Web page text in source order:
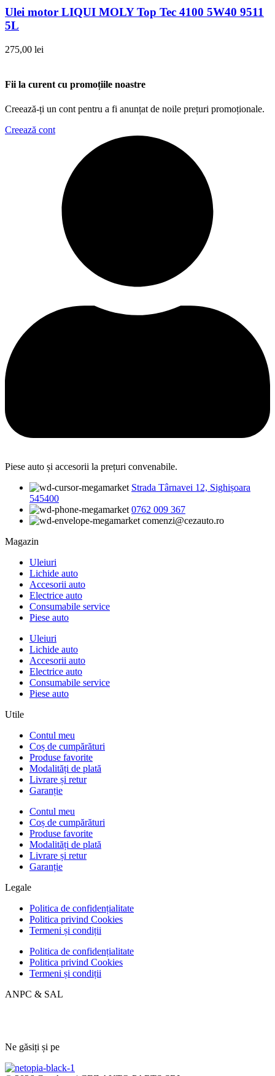
Ulei motor LIQUI MOLY Top Tec 4100 5W40 9511
5L
275,00 lei
Fii la curent cu promoțiile noastre
Creează-ți un cont pentru a fi anunțat de noile prețuri promoționale.
Creează cont
Piese auto și accesorii la prețuri convenabile.
Strada Târnavei 12, Sighișoara
545400
0762 009 367
comenzi@cezauto.ro
Magazin
Uleiuri
Lichide auto
Accesorii auto
Electrice auto
Consumabile service
Piese auto
Uleiuri
Lichide auto
Accesorii auto
Electrice auto
Consumabile service
Piese auto
Utile
Contul meu
Coș de cumpărături
Produse favorite
Modalități de plată
Livrare și retur
Garanție
Contul meu
Coș de cumpărături
Produse favorite
Modalități de plată
Livrare și retur
Garanție
Legale
Politica de confidențialitate
Politica privind Cookies
Termeni și condiții
Politica de confidențialitate
Politica privind Cookies
Termeni și condiții
ANPC & SAL
Ne găsiți și pe